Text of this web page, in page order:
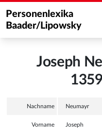
Personenlexika
Baader/Lipowsky
Joseph
Nachname Neumayr
Vorname Joseph